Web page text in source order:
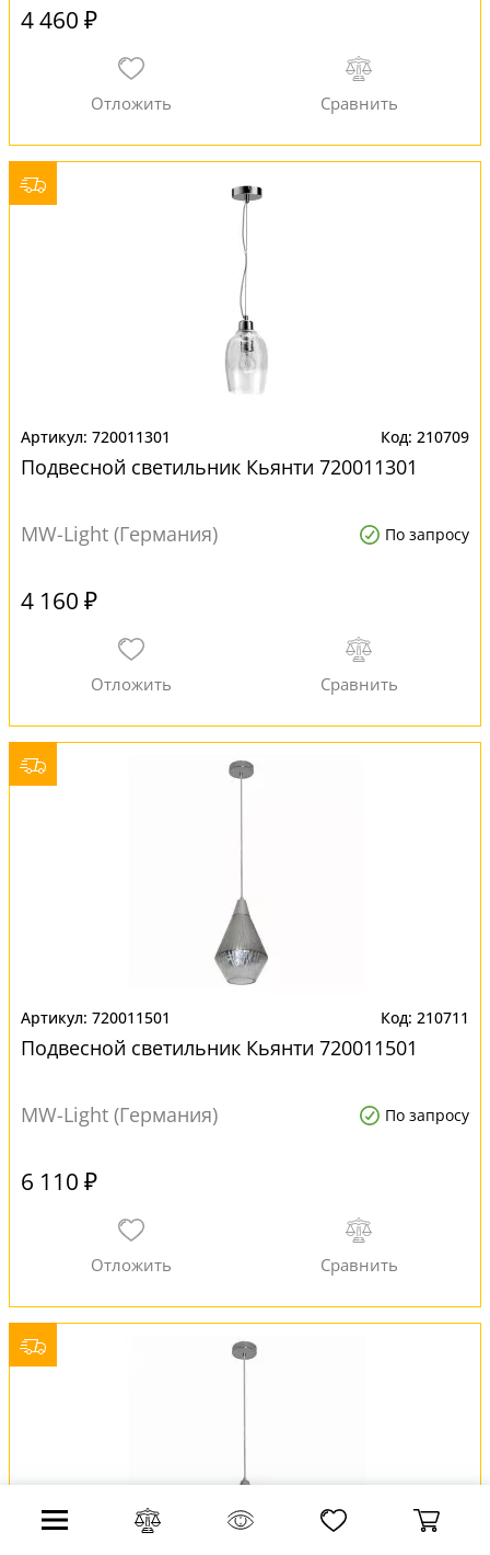
4 460 ₽
720011301 210709
Подвесной светильник Кьянти 720011301
MW-Light (Германия) По запросу
4 160 ₽
720011501 210711
Подвесной светильник Кьянти 720011501
MW-Light (Германия) По запросу
6 110 ₽